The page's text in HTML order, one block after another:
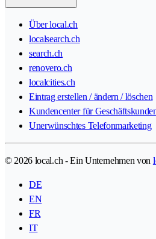
Über local.ch
localsearch.ch
search.ch
renovero.ch
localcities.ch
Eintrag erstellen / ändern / löschen
Kundencenter für
Unerwünschtes Telefonmarketing
© 2026 local.ch - Ein Unternehmen von
DE
EN
FR
IT